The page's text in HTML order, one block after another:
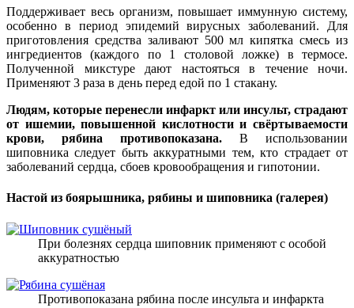
Поддерживает весь организм, повышает иммунную систему,
особенно в период эпидемий вирусных заболеваний. Для
приготовления средства заливают 500 мл кипятка смесь из
ингредиентов (каждого по 1 столовой ложке) в термосе.
Полученной микстуре дают настояться в течение ночи.
Применяют 3 раза в день перед едой по 1 стакану.
Людям, которые перенесли инфаркт или инсульт, страдают
от ишемии, повышенной кислотности и свёртываемости
крови, рябина противопоказана. В использовании
шиповника следует быть аккуратными тем, кто страдает от
заболеваний сердца, сбоев кровообращения и гипотонии.
Настой из боярышника, рябины и шиповника (галерея)
При болезнях сердца шиповник применяют с особой
аккуратностью
Противопоказана рябина после инсульта и инфаркта